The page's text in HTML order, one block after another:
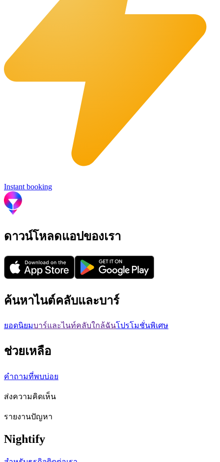
Instant booking
ดาวน์โหลดแอปของเรา
ค้นหาไนต์คลับและบาร์
ยอดนิยมบาร์และไนท์คลับใกล้ฉันโปรโมชั่นพิเศษ
ช่วยเหลือ
คำถามที่พบบ่อย
ส่งความคิดเห็น
รายงานปัญหา
Nightify